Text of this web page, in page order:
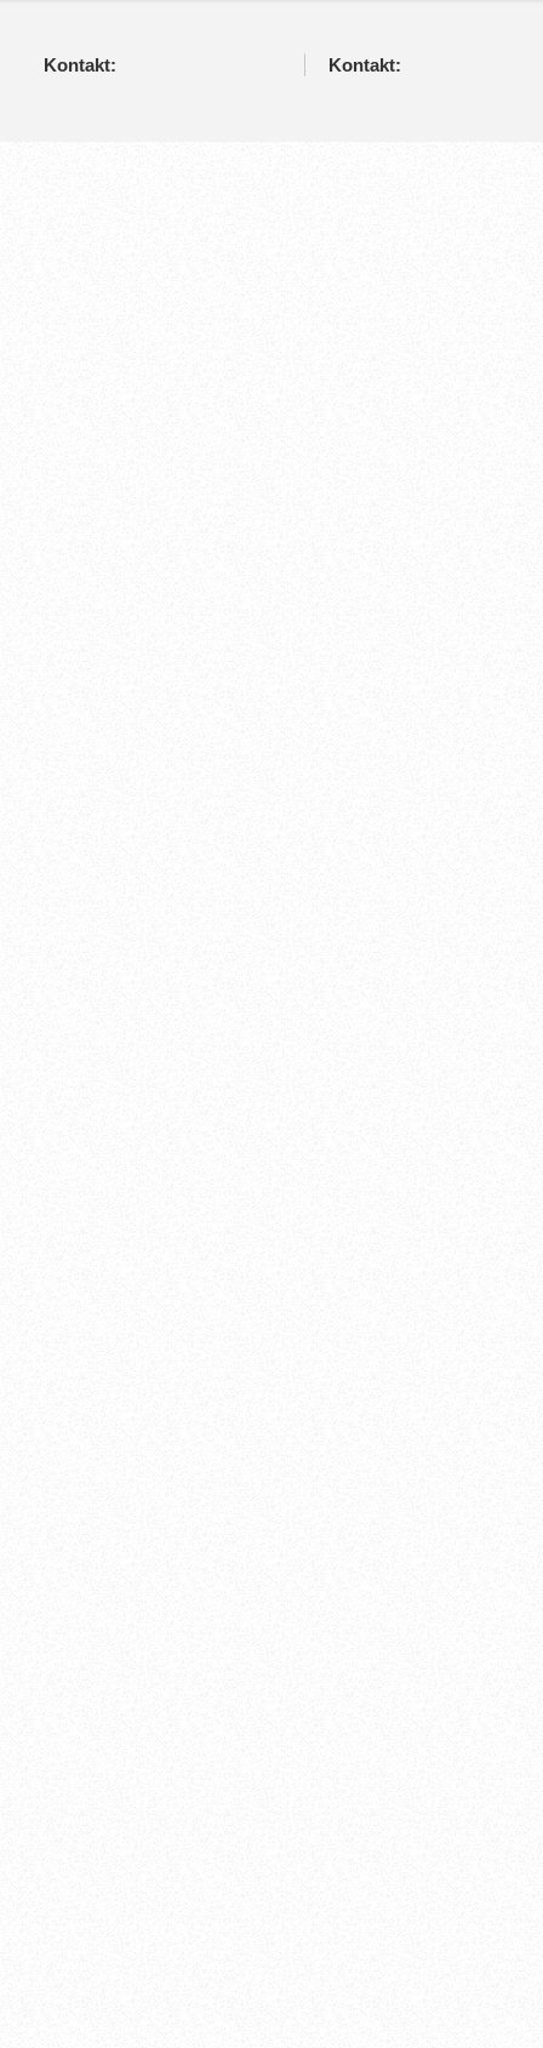
Kontakt: Kontakt: